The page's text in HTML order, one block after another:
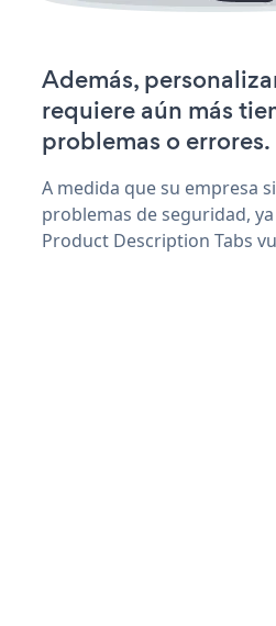
Además,
requiere aún más
problemas o errores.
A medida que su empresa
problemas de seguridad,
Product Description Tabs